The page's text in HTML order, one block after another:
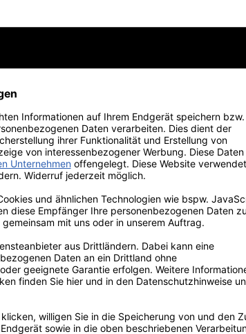
Primitivo Weine vom Gardasee Großflaschen